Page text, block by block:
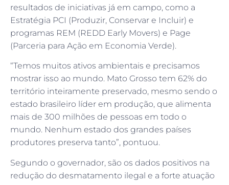
resultados de iniciativas já em campo, como a
Estratégia PCI (Produzir, Conservar e Incluir) e
programas REM (REDD Early Movers) e Page
(Parceria para Ação em Economia Verde).
“Temos muitos ativos ambientais e precisamos
mostrar isso ao mundo. Mato Grosso tem 62% do
território inteiramente preservado, mesmo sendo o
estado brasileiro líder em produção, que alimenta
mais de 300 milhões de pessoas em todo o
mundo. Nenhum estado dos grandes países
produtores preserva tanto”, pontuou.
Segundo o governador, são os dados positivos na
redução do desmatamento ilegal e a forte atuação